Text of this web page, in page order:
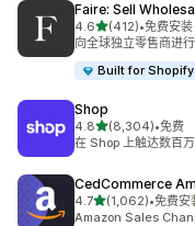
Faire: Sell
4.6星（满分 5 星）
(412)
总共 412 条评论
•免费安装
向全球独立零售商进
Built for Shopify
Shop
4.8星（满分 5 星）
(8,304)
总共 8304 条评论
•免费
在 Shop 上触达数百
CedCommerce
4.7星（满分 5 星）
(1,062)
总共 1062 条评论
•免费安
Amazon Sales